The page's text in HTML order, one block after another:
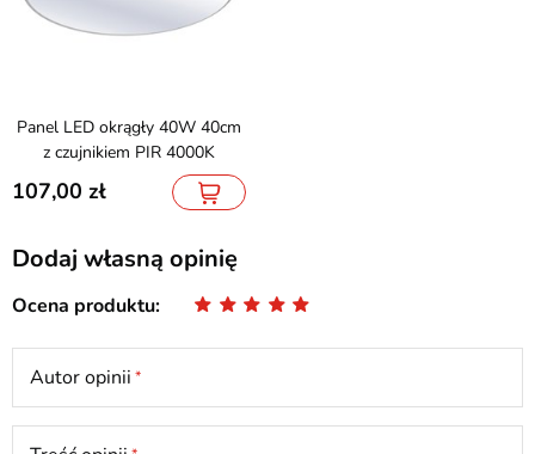
Panel LED okrągły 40W 40cm
z czujnikiem PIR 4000K
107,00
Dodaj własną opinię
Ocena produktu
Autor opinii